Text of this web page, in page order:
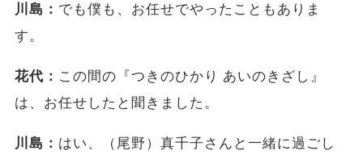
川島： でも僕も、お任せでやったこともありま
す。
花代： この間の『つきのひかり あいのきざし』
は、お任せしたと聞きました。
川島： はい、（尾野）真千子さんと一緒に過ごし